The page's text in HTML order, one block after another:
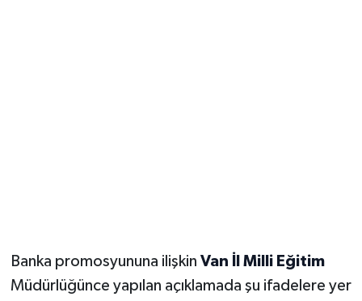
Banka promosyununa ilişkin Van İl Milli Eğitim
Müdürlüğünce yapılan açıklamada şu ifadelere yer